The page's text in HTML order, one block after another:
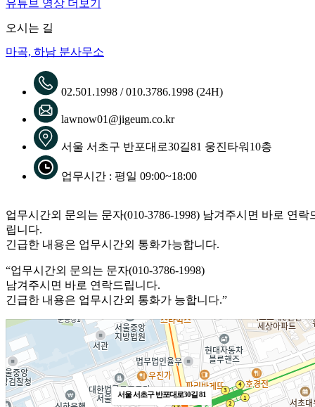
유튜브 영상 더보기
오시는 길
마곡, 하남 분사무소
02.501.1998 / 010.3786.1998 (24H)
lawnow01@jigeum.co.kr
서울 서초구 반포대로30길81 웅진타워10층
업무시간 : 평일 09:00~18:00
업무시간외 문의는 문자(010-3786-1998) 남겨주시면 바로 연락
립니다.
긴급한 내용은 업무시간외 통화가능합니다.
“업무시간외 문의는 문자(010-3786-1998)
남겨주시면 바로 연락드립니다.
긴급한 내용은 업무시간외 통화가 능합니다.”
서울 서초구 반포대로30길 81